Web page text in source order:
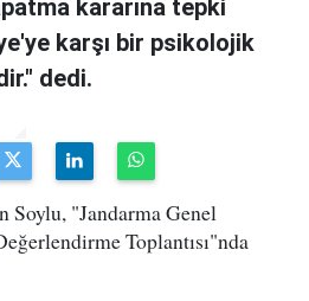
kararına tepki
karşı bir psikolojik
dedi.
Soylu, "Jandarma Genel
Toplantısı"nda